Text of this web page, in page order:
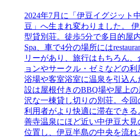
2024年7月に「伊豆イグジット
豆」へ生まれ変わりました。
型貸別荘。徒歩5分で多目的屋
Spa、車で4分の場所には
リーがあり、旅行はもちろん
ョンやサークル・ゼミなどの
浴場や客室浴室に温泉を引込
設は屋根付きのBBQ場や屋上
沢な一棟貸し切りの別荘。今
利用者がより快適に滞在でき
善寺温泉にほど近い中伊豆大
位置し、伊豆半島の中央を流